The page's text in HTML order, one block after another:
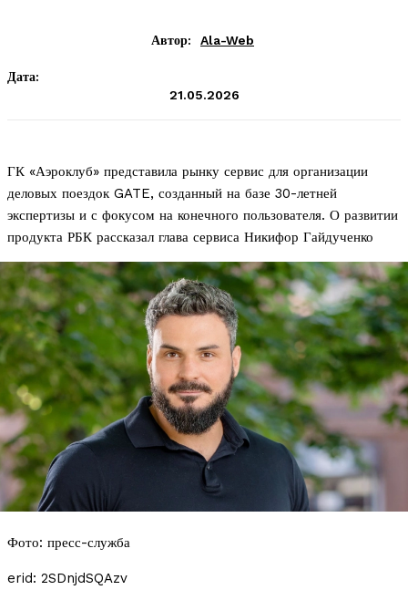
Автор: Ala-Web
Дата:
21.05.2026
ГК «Аэроклуб» представила рынку сервис для организации
деловых поездок GATE, созданный на базе 30-летней
экспертизы и с фокусом на конечного пользователя. О развитии
продукта РБК рассказал глава сервиса Никифор Гайдученко
Фото: пресс-служба
erid: 2SDnjdSQAzv